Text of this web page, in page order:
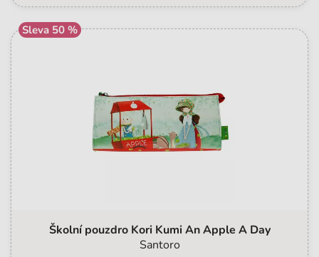
Sleva 50 %
Školní pouzdro Kori Kumi An Apple A Day
Santoro